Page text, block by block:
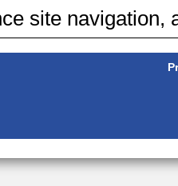
site navigation,
your consent or
at the bottom left